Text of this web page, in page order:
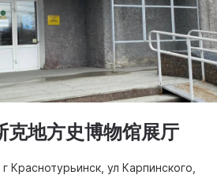
克地方史博物馆展厅
Краснотурьинск, ул Карпинского,